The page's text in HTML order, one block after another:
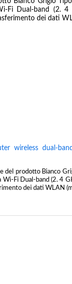
Fi Dual-band (2.
dei dati
wireless dual-
del prodotto Bianco
Wi-Fi Dual-band (2. 4
dei dati WLAN